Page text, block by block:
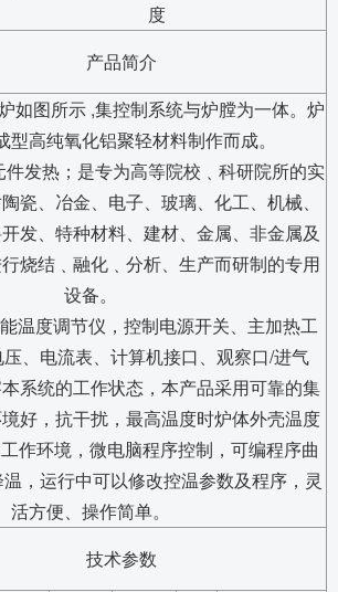
度
产品简介
如图所示 ,集控制系统与炉膛为一体。炉
型高纯氧化铝聚轻材料制作而成。
发热；是专为高等院校﹑科研院所的实
瓷、冶金、电子、玻璃、化工、机械、
发、特种材料、建材、金属、非金属及
烧结﹑融化﹑分析、生产而研制的专用
设备。
温度调节仪，控制电源开关、主加热工
、电流表、计算机接口、观察口/进气
系统的工作状态，本产品采用可靠的集
好，抗干扰，最高温度时炉体外壳温度
作环境，微电脑程序控制，可编程序曲
，运行中可以修改控温参数及程序，灵
活方便、操作简单。
技术参数